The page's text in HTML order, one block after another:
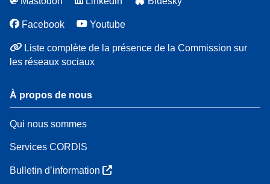
Facebook Youtube
Liste complète de la présence de la Commission sur
les réseaux sociaux
À propos de nous
Qui nous sommes
Services CORDIS
Bulletin d’information